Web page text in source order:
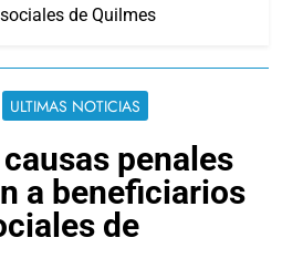
de Quilmes
ULTIMAS NOTICIAS
penales
a beneficiarios
de